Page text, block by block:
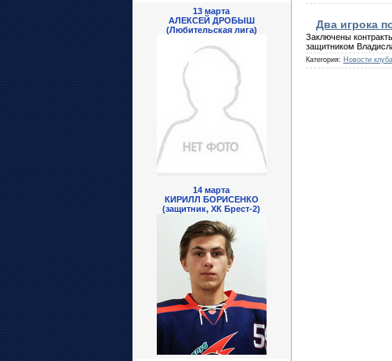
13 марта
АЛЕКСЕЙ ДРОБЫШ
(Любительская лига)
14 марта
КИРИЛЛ БОРИСЕНКО
(защитник, ХК Брест-2)
Два игрока
Заключены
защитником
Категория: Новости клуба